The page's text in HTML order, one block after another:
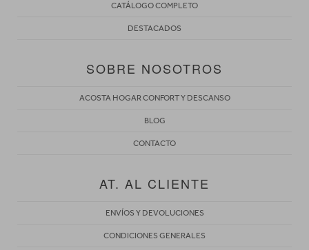
CATÁLOGO COMPLETO
DESTACADOS
SOBRE NOSOTROS
ACOSTA HOGAR CONFORT Y DESCANSO
BLOG
CONTACTO
AT. AL CLIENTE
ENVÍOS Y DEVOLUCIONES
CONDICIONES GENERALES